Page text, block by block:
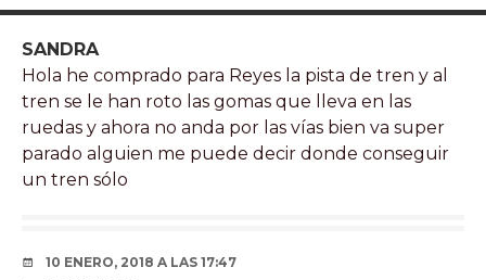
SANDRA
Hola he comprado para Reyes la pista de tren y al
tren se le han roto las gomas que lleva en las
ruedas y ahora no anda por las vías bien va super
parado alguien me puede decir donde conseguir
un tren sólo
10 ENERO, 2018 A LAS 17:47